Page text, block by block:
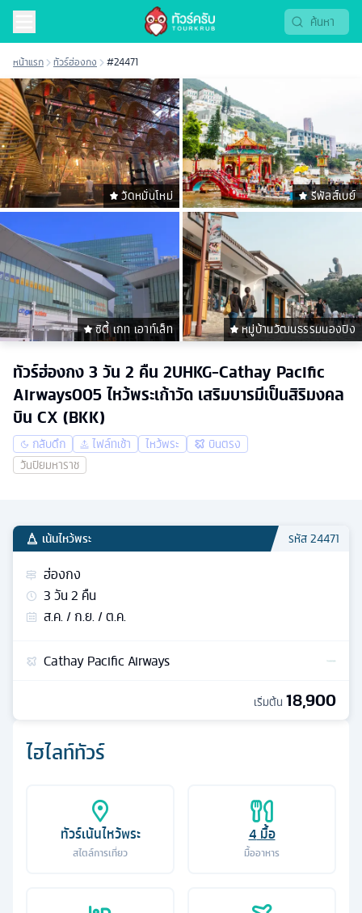
หน้าแรก ทัวร์ฮ่องกง #24471
วัดหมั่นโหม่ รีพัลส์เบย์
ซิตี้ เกท เอาท์เล็ท หมู่บ้านวัฒนธรรมนองปิง
ทัวร์ฮ่องกง 3 วัน 2 คืน 2UHKG-Cathay Pacific
Airways005 ไหว้พระเก้าวัด เสริมบารมีเป็นสิริมงคล
บิน CX (BKK)
กลับดึก ไฟล์ทเช้า ไหว้พระ
บินตรง
วันปิยมหาราช
ไฮไลท์ทัวร์
ทัวร์เน้นไหว้พระ
สไตล์การเที่ยว
4 มื้อ
มื้ออาหาร
เน้นไหว้พระ รหัส24471
ฮ่องกง
3วัน2 คืน
ส.ค. / ก.ย. / ต.ค.
Cathay Pacific Airways
เริ่มต้น 18,900